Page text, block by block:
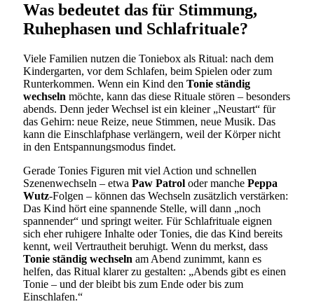
Was bedeutet das für Stimmung,
Ruhephasen und Schlafrituale?
Viele Familien nutzen die Toniebox als Ritual: nach dem
Kindergarten, vor dem Schlafen, beim Spielen oder zum
Runterkommen. Wenn ein Kind den Tonie ständig
wechseln möchte, kann das diese Rituale stören – besonders
abends. Denn jeder Wechsel ist ein kleiner „Neustart“ für
das Gehirn: neue Reize, neue Stimmen, neue Musik. Das
kann die Einschlafphase verlängern, weil der Körper nicht
in den Entspannungsmodus findet.
Gerade Tonies Figuren mit viel Action und schnellen
Szenenwechseln – etwa Paw Patrol oder manche Peppa
Wutz-Folgen – können das Wechseln zusätzlich verstärken:
Das Kind hört eine spannende Stelle, will dann „noch
spannender“ und springt weiter. Für Schlafrituale eignen
sich eher ruhigere Inhalte oder Tonies, die das Kind bereits
kennt, weil Vertrautheit beruhigt. Wenn du merkst, dass
Tonie ständig wechseln am Abend zunimmt, kann es
helfen, das Ritual klarer zu gestalten: „Abends gibt es einen
Tonie – und der bleibt bis zum Ende oder bis zum
Einschlafen.“